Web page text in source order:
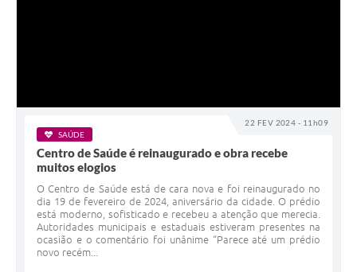
22 FEV 2024 - 11h09
SAÚDE
Centro de Saúde é reinaugurado e obra recebe
muitos elogios
O Centro de Saúde está de cara nova e foi reinaugurado no
dia 19 de fevereiro de 2024, aniversário da cidade. O prédio
está moderno, sofisticado e recebeu a atenção que merecia.
Autoridades municipais e estaduais estiveram presentes na
ocasião e o comentário foi unânime “Parece até um prédio
novo recém...